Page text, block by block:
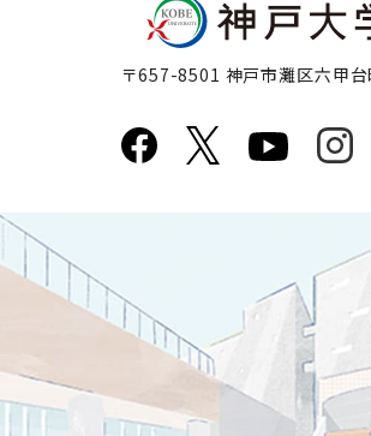
〒657-8501 神戸市灘区六甲